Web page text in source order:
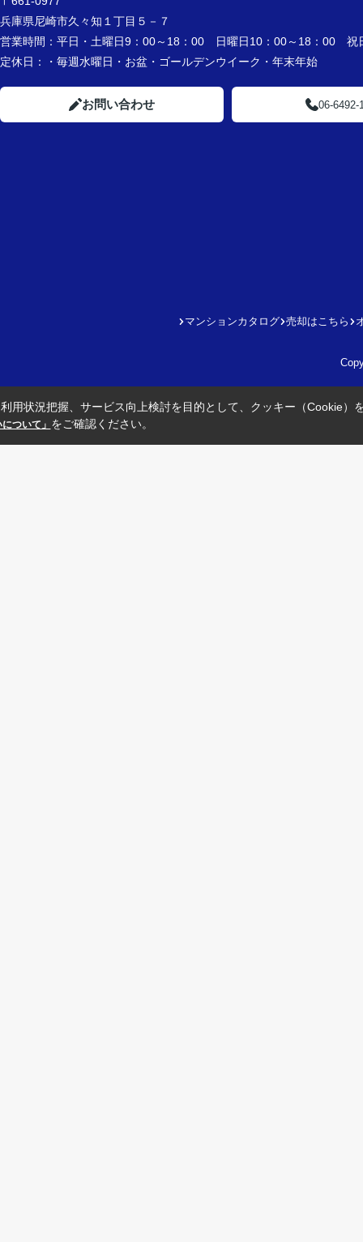
兵庫県尼崎市久々知１丁目５－７
営業時間： 平日・土曜日9：00～18：00 日曜日10：00～18：00 祝
定休日：
・毎週水曜日・お盆・ゴールデンウイーク・年末年始
お問い合わせ 06-6492-
マンションカタログ 売却はこちら
用状況把握、サービス向上検討を目的として、クッキー（Cookie）
ついて」 をご確認ください。